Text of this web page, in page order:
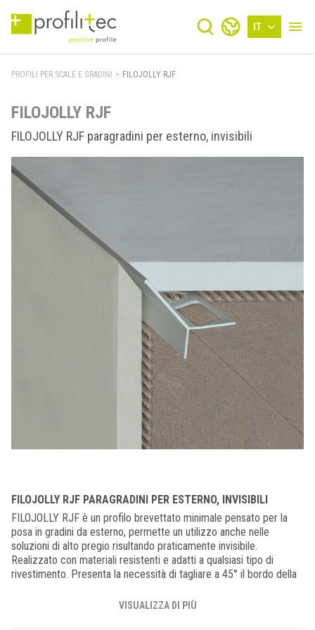
IT
PROFILI PER SCALE E GRADINI > FILOJOLLY RJF
FILOJOLLY RJF
FILOJOLLY RJF paragradini per esterno, invisibili
FILOJOLLY RJF PARAGRADINI PER ESTERNO, INVISIBILI
FILOJOLLY RJF è un profilo brevettato minimale pensato per la
posa in gradini da esterno, permette un utilizzo anche nelle
soluzioni di alto pregio risultando praticamente invisibile.
Realizzato con materiali resistenti e adatti a qualsiasi tipo di
rivestimento. Presenta la necessità di tagliare a 45° il bordo della
è la possibilità di ottenere una finitura dal design minimale, con una
VISUALIZZA DI PIÙ